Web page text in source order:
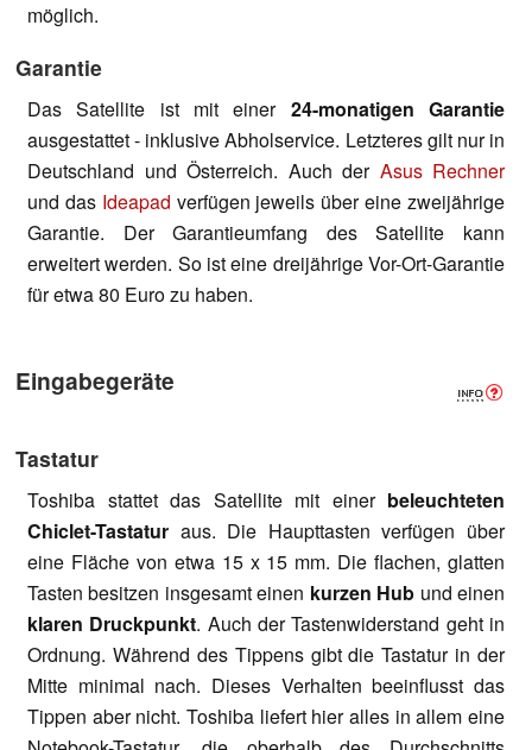
möglich.
Garantie
Das Satellite ist mit einer 24-monatigen Garantie
ausgestattet - inklusive Abholservice. Letzteres gilt nur in
Deutschland und Österreich. Auch der Asus Rechner
und das Ideapad verfügen jeweils über eine zweijährige
Garantie. Der Garantieumfang des Satellite kann
erweitert werden. So ist eine dreijährige Vor-Ort-Garantie
für etwa 80 Euro zu haben.
Eingabegeräte
Tastatur
Toshiba stattet das Satellite mit einer beleuchteten
Chiclet-Tastatur aus. Die Haupttasten verfügen über
eine Fläche von etwa 15 x 15 mm. Die flachen, glatten
Tasten besitzen insgesamt einen kurzen Hub und einen
klaren Druckpunkt. Auch der Tastenwiderstand geht in
Ordnung. Während des Tippens gibt die Tastatur in der
Mitte minimal nach. Dieses Verhalten beeinflusst das
Tippen aber nicht. Toshiba liefert hier alles in allem eine